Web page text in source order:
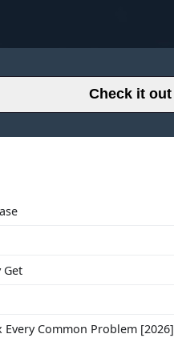
Check it out
Get
Common Problem [2026]